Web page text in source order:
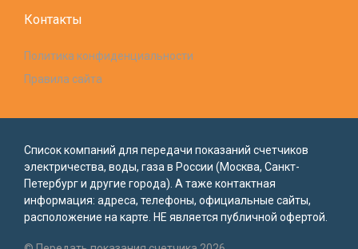
Контакты
Политика конфиденциальности
Правила сайта
Список компаний для передачи показаний счетчиков
электричества, воды, газа в России (Москва, Санкт-
Петербург и другие города). А таже контактная
информация: адреса, телефоны, официальные сайты,
расположение на карте. НЕ является публичной офертой.